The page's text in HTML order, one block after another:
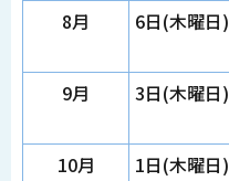
8月
6日(木曜日)
9月
3日(木曜日)
10月
1日(木曜日)